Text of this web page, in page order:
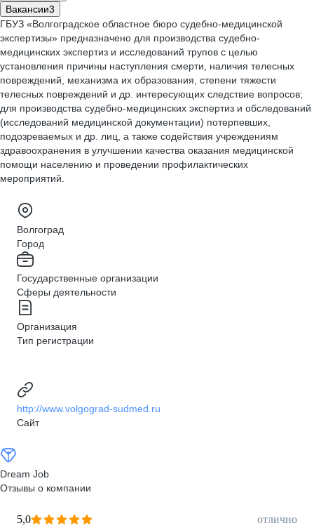
Вакансии3
ГБУЗ «Волгоградское областное бюро судебно-медицинской
экспертизы» предназначено для производства судебно-
медицинских экспертиз и исследований трупов с целью
установления причины наступления смерти, наличия телесных
повреждений, механизма их образования, степени тяжести
телесных повреждений и др. интересующих следствие вопросов;
для производства судебно-медицинских экспертиз и обследований
(исследований медицинской документации) потерпевших,
подозреваемых и др. лиц, а также содействия учреждениям
здравоохранения в улучшении качества оказания медицинской
помощи населению и проведении профилактических
мероприятий.
Волгоград
Город
Государственные организации
Сферы деятельности
Организация
Тип регистрации
http://www.volgograd-sudmed.ru
Сайт
Dream Job
Отзывы о компании
5,0
отлично